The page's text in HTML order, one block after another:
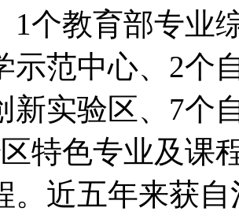
1个教育部专业
示范中心、2个
新实验区、7个
特色专业及课
。近五年来获